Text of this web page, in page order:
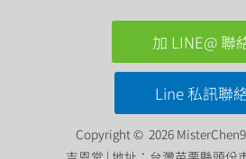
加 LINE@ 聯
Line 私訊聯
Copyright © 2026